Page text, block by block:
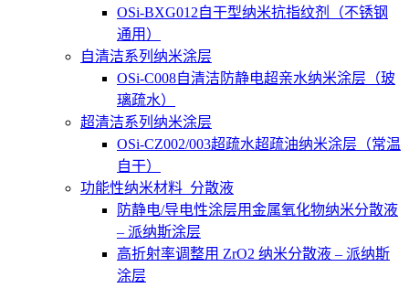
OSi-BXG012自干型纳米抗指纹剂（不锈钢
通用）
自清洁系列纳米涂层
OSi-C008自清洁防静电超亲水纳米涂层（玻
璃疏水）
超清洁系列纳米涂层
OSi-CZ002/003超疏水超疏油纳米涂层（常温
自干）
功能性纳米材料_分散液
防静电/导电性涂层用金属氧化物纳米分散液
– 派纳斯涂层
高折射率调整用 ZrO2 纳米分散液 – 派纳斯
涂层